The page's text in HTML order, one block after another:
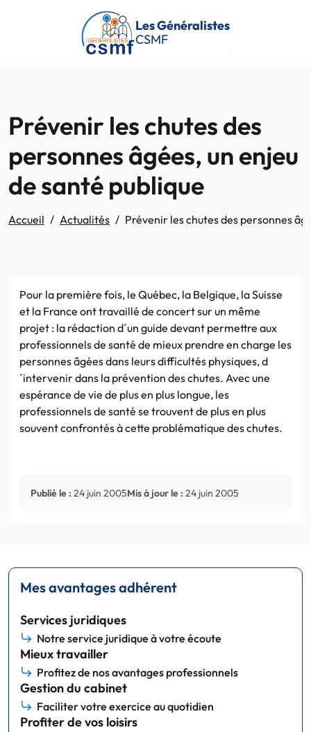
Passer au contenu principal
Les Généralistes
CSMF
Prévenir les chutes des
personnes âgées, un enjeu
de santé publique
Accueil Actualités Prévenir les chutes des personnes
Pour la première fois, le Québec, la Belgique, la Suisse
et la France ont travaillé de concert sur un même
projet : la rédaction d´un guide devant permettre aux
professionnels de santé de mieux prendre en charge les
personnes âgées dans leurs difficultés physiques, d
´intervenir dans la prévention des chutes. Avec une
espérance de vie de plus en plus longue, les
professionnels de santé se trouvent de plus en plus
souvent confrontés à cette problématique des chutes.
Publié le : 24 juin 2005Mis à jour le : 24 juin 2005
Mes avantages adhérent
Services juridiques
Notre service juridique à votre écoute
Mieux travailler
Profitez de nos avantages professionnels
Gestion du cabinet
Faciliter votre exercice au quotidien
Profiter de vos loisirs